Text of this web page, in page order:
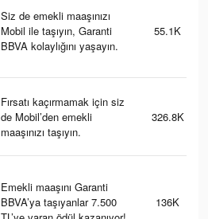
Siz de emekli maaşınızı
Mobil ile taşıyın, Garanti
BBVA kolaylığını yaşayın.
55.1K
Fırsatı kaçırmamak için siz
de Mobil’den emekli
maaşınızı taşıyın.
326.8K
Emekli maaşını Garanti
BBVA’ya taşıyanlar 7.500
136K